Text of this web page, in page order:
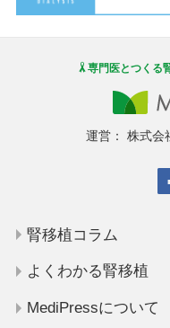
専門医とつくる
運営： 株式会
腎移植コラム
よくわかる腎移植
MediPressについて